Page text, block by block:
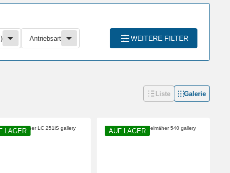
Antriebsart WEITERE FILTER
Liste Galerie
LAGER AUF LAGER